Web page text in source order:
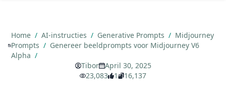
Home / AI-instructies / Generative Prompts / Midjourney
Prompts / Genereer beeldprompts voor Midjourney V6
Alpha /
Tibor
April 30, 2025
23,083
1 16,137